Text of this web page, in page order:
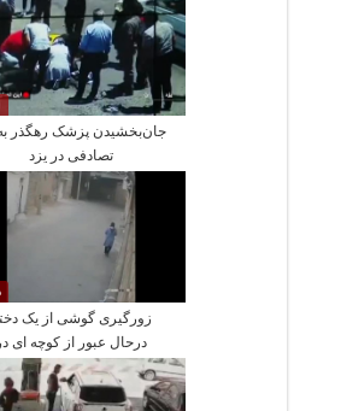
جان‌بخشیدن پزشک رهگذر
تصادفی در یزد
زورگیری گوشی از یک
درحال عبور از کوچه ای در
دزفول